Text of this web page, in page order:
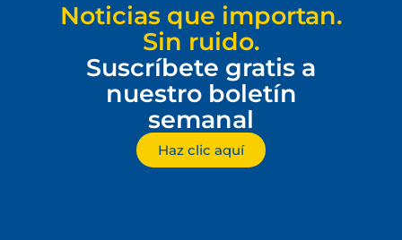
Noticias que importan.
Sin ruido.
Suscríbete gratis a
nuestro boletín
semanal
Haz clic aquí